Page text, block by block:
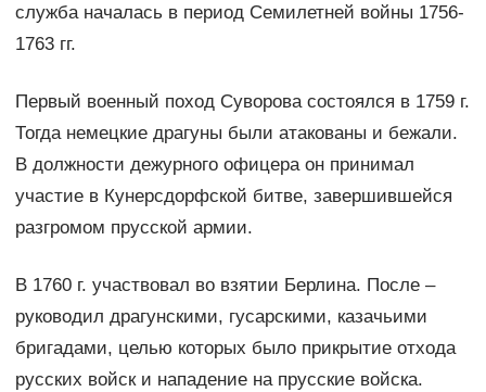
служба началась в период Семилетней войны 1756-
1763 гг.
Первый военный поход Суворова состоялся в 1759 г.
Тогда немецкие драгуны были атакованы и бежали.
В должности дежурного офицера он принимал
участие в Кунерсдорфской битве, завершившейся
разгромом прусской армии.
В 1760 г. участвовал во взятии Берлина. После –
руководил драгунскими, гусарскими, казачьими
бригадами, целью которых было прикрытие отхода
русских войск и нападение на прусские войска.